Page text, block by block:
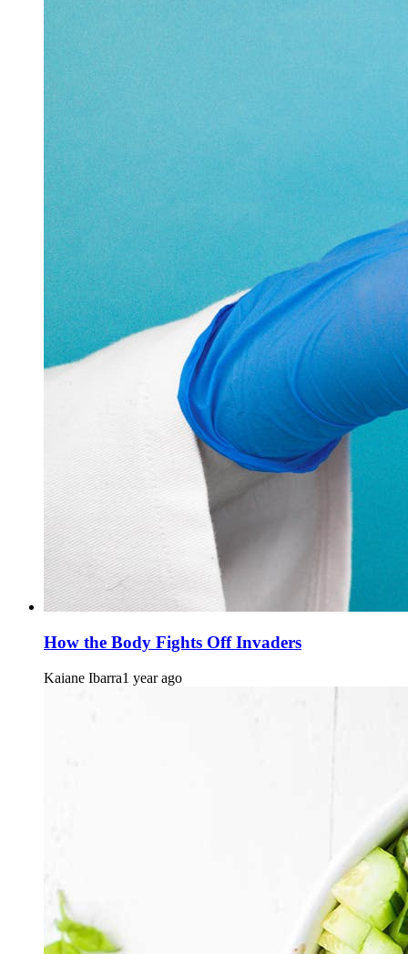
How the Body Fights Off Invaders
Kaiane Ibarra1 year ago